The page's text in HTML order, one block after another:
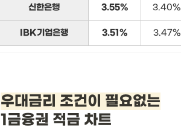
신한은행 3.55% 3.40%
IBK기업은행 3.51% 3.47%
우대금리 조건이 필요없는
1금융권 적금 차트